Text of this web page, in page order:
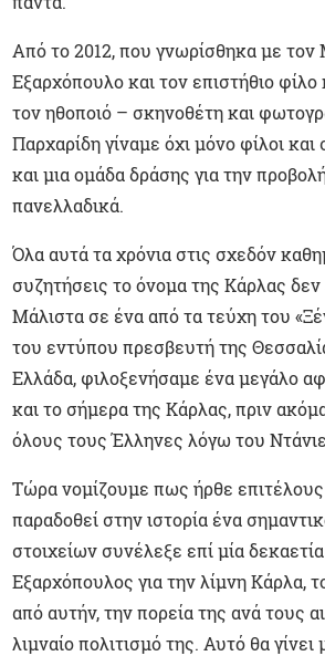
Από το 2012, που γνωρίσθηκα με
Εξαρχόπουλο και τον επιστήθιο
τον ηθοποιό – σκηνοθέτη και
Παρχαρίδη γίναμε όχι μόνο φίλοι
και μια ομάδα δράσης για την
πανελλαδικά.
Όλα αυτά τα χρόνια στις σχεδόν
συζητήσεις το όνομα της Κάρλας
Μάλιστα σε ένα από τα τεύχη του
του εντύπου πρεσβευτή της
Ελλάδα, φιλοξενήσαμε ένα μεγάλο
και το σήμερα της Κάρλας, πριν
όλους τους Έλληνες λόγω του
Τώρα νομίζουμε πως ήρθε επιτέλους
παραδοθεί στην ιστορία ένα
στοιχείων συνέλεξε επί μία
Εξαρχόπουλος για την λίμνη Κάρλα,
από αυτήν, την πορεία της ανά τους
λιμναίο πολιτισμό της. Αυτό θα